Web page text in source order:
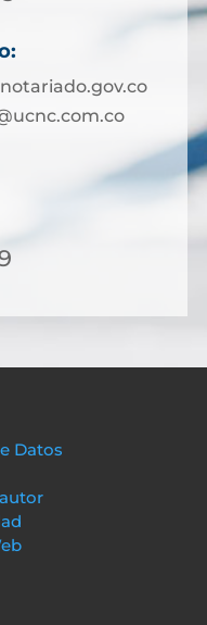
Datos